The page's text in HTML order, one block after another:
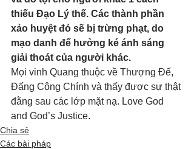
thiếu Đạo Lý thế. Các thành phần
xảo huyệt đó sẽ bị trừng phạt, do
mạo danh để hưởng ké ánh sáng
giải thoát của người khác.
Mọi vinh Quang thuộc về Thượng Đế,
Đấng Công Chính và thấy được sự thật
đằng sau các lớp mặt nạ. Love God
and God’s Justice.
Chia sẻ
Các bài pháp